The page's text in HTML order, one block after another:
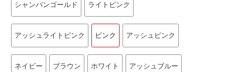
シャンパンゴールド ライトピンク
アッシュライトピンク ピンク アッシュピンク
ネイビー ブラウン ホワイト アッシュブルー